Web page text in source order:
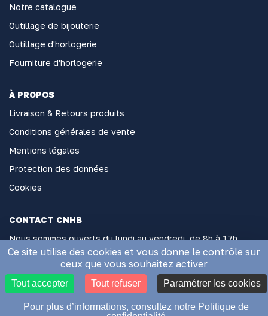
Notre catalogue
Outillage de bijouterie
Outillage d'horlogerie
Fourniture d'horlogerie
À PROPOS
Livraison & Retours produits
Conditions générales de vente
Mentions légales
Protection des données
Cookies
CONTACT CNHB
Nous sommes ouverts du lundi au vendredi, de 8h à 17h
sans interruption
2 Rue Général Hoche, 06000 Nice
Appelez-nous au 04 93 85 74 32
contact@comptoir-nicois.com
Ce site utilise des cookies et vous donne le contrôle sur
ceux que vous souhaitez activer
Tout accepter Tout refuser Paramétrer les cookies
Pour plus d’informations, consultez notre Politique de